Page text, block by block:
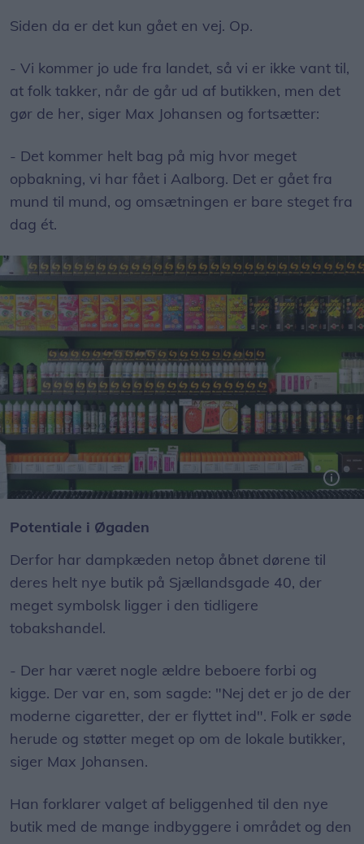
Siden da er det kun gået en vej. Op.
- Vi kommer jo ude fra landet, så vi er ikke vant til,
at folk takker, når de går ud af butikken, men det
gør de her, siger Max Johansen og fortsætter:
- Det kommer helt bag på mig hvor meget
opbakning, vi har fået i Aalborg. Det er gået fra
mund til mund, og omsætningen er bare steget fra
dag ét.
Potentiale i Øgaden
Derfor har dampkæden netop åbnet dørene til
deres helt nye butik på Sjællandsgade 40, der
meget symbolsk ligger i den tidligere
tobakshandel.
- Der har været nogle ældre beboere forbi og
kigge. Der var en, som sagde: "Nej det er jo de der
moderne cigaretter, der er flyttet ind". Folk er søde
herude og støtter meget op om de lokale butikker,
siger Max Johansen.
Han forklarer valget af beliggenhed til den nye
butik med de mange indbyggere i området og den